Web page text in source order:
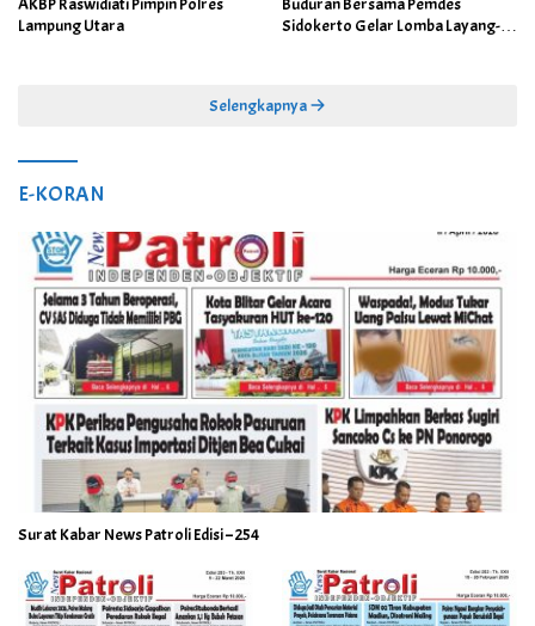
Lampung Utara
Sidokerto Gelar Lomba Layang-
Selengkapnya
E-KORAN
Surat Kabar News Patroli Edisi – 254